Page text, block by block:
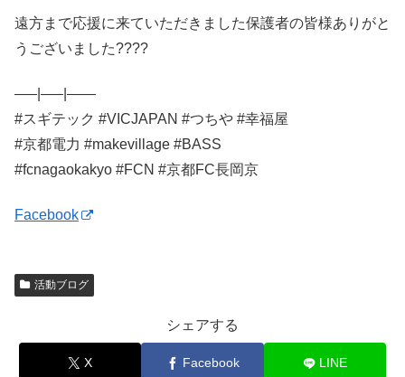
遠方まで応援に来ていただきました保護者の皆様ありがと
うございました????
—–|—–|——
#スギテック #VICJAPAN #つちや #幸福屋
#京都電力 #makevillage #BASS
#fcnagaokakyo #FCN #京都FC長岡京
Facebook
活動ブログ
シェアする
X Facebook LINE